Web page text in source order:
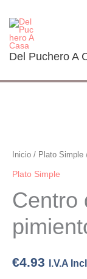
contenido
Del Puchero A
Inicio / Plato Simple
Plato Simple
Centro
€4.93 I.V.A
bacalao
con
rojos